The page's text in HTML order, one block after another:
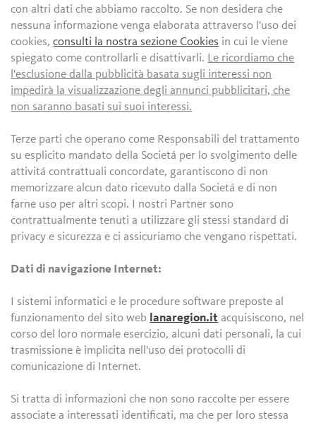
con altri dati che abbiamo raccolto. Se non desidera che
nessuna informazione venga elaborata attraverso l'uso dei
cookies,consulti la nostra sezione Cookies in cui le viene
spiegato come controllarli e disattivarli. Le ricordiamo che
l'esclusione dalla pubblicità basata sugli interessi non
impedirà la visualizzazione degli annunci pubblicitari, che
non saranno basati sui suoi interessi.
Terze parti che operano come Responsabili del trattamento
su esplicito mandato della Societá per lo svolgimento delle
attivitá contrattuali concordate, garantiscono di non
memorizzare alcun dato ricevuto dalla Societá e di non
farne uso per altri scopi. I nostri Partner sono
contrattualmente tenuti a utilizzare gli stessi standard di
privacy e sicurezza e ci assicuriamo che vengano rispettati.
Dati di navigazione Internet:
I sistemi informatici e le procedure software preposte al
funzionamento del sito web lanaregion.it acquisiscono, nel
corso del loro normale esercizio, alcuni dati personali, la cui
trasmissione è implicita nell'uso dei protocolli di
comunicazione di Internet.
Si tratta di informazioni che non sono raccolte per essere
associate a interessati identificati, ma che per loro stessa